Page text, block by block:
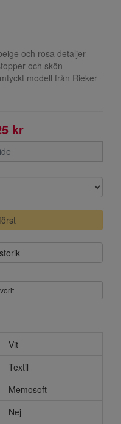
och rosa detaljer
och skön
modell från Rieker
kr
Vit
Textil
Memosoft
Nej